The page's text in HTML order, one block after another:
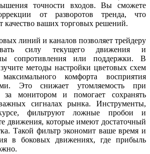
точности входов. Вы сможете
от разворотов тренда, что
качество ваших торговых решений.
линий и каналов позволяет трейдеру
силу текущего движения и
сопротивления или поддержки. В
методы настройки цветовых схем
комфорта восприятия
Это снижает утомляемость при
за монитором и помогает сохранять
сигналах рынка. Инструменты,
фильтруют ложные пробои и
движения, которые имеют достаточный
Такой фильтр экономит ваше время и
в боковых движениях, где прибыль